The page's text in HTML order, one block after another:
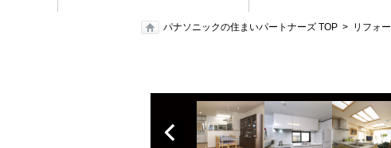
パナソニックの住まいパートナーズ TOP リフォ